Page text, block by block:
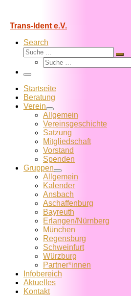
Trans-Ident e.V.
Search
Suche
Suche
Menü
Startseite
Beratung
Verein
Allgemein
Vereins­geschichte
Satzung
Mitglied­schaft
Vorstand
Spenden
Gruppen
Allgemein
Kalender
Ansbach
Aschaffenburg
Bayreuth
Erlangen/Nürnberg
München
Regensburg
Schweinfurt
Würzburg
Partner*innen
Infobereich
Aktuelles
Kontakt